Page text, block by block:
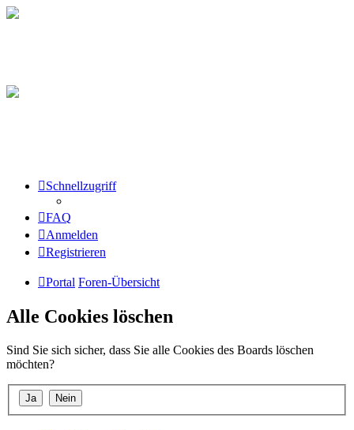
Schnellzugriff
FAQ
Anmelden
Registrieren
Portal Foren-Übersicht
Alle Cookies löschen
Sind Sie sich sicher, dass Sie alle Cookies des Boards löschen
möchten?